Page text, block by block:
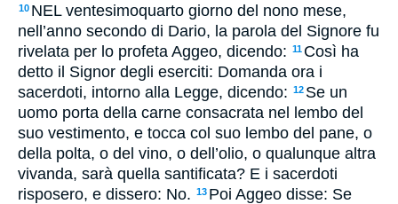
10 NEL ventesimoquarto giorno del nono mese,
nell’anno secondo di Dario, la parola del Signore fu
rivelata per lo profeta Aggeo, dicendo: 11 Così ha
detto il Signor degli eserciti: Domanda ora i
sacerdoti, intorno alla Legge, dicendo: 12 Se un
uomo porta della carne consacrata nel lembo del
suo vestimento, e tocca col suo lembo del pane, o
della polta, o del vino, o dell’olio, o qualunque altra
vivanda, sarà quella santificata? E i sacerdoti
risposero, e dissero: No. 13 Poi Aggeo disse: Se